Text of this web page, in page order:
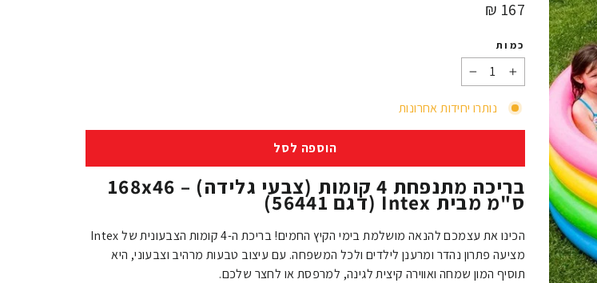
מחיר
167 ₪
כמות
−
+
נותרו יחידות אחרונות
הוספה לסל
בריכה מתנפחת 4 קומות (צבעי גלידה) – 168x46
ס"מ מבית Intex (דגם 56441)
הכינו את עצמכם להנאה מושלמת בימי הקיץ החמים! בריכת ה-4 קומות הצבעונית של Intex
מציעה פתרון נהדר ומרענן לילדים ולכל המשפחה. עם עיצוב טבעות מרהיב וצבעוני, היא
תוסיף המון שמחה ואווירה קיצית לגינה, למרפסת או לחצר שלכם.